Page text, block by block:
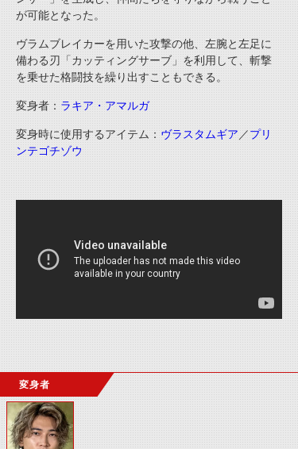
が可能となった。
ヴラムブレイカーを用いた攻撃の他、左腕と左足に
備わる刃「カッティングサーブ」を利用して、斬撃
を乗せた格闘技を繰り出すこともできる。
変身者： ラキア・アマルガ
変身時に使用するアイテム： ヴラスタムギア ／プリ
ンテゴチゾウ
変身者